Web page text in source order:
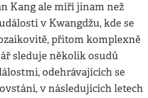
Kang ale míří jinam než
v Kwangdžu, kde se
přitom komplexně
sleduje několik osudů
odehrávajících se
v následujících letech